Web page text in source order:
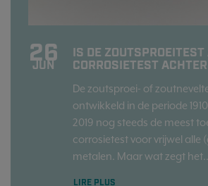
26
JUN
IS DE ZOUTSPROEITEST
CORROSIETEST
De zoutsproei- of
ontwikkeld in de periode
2019 nog steeds de meest
corrosietest voor vrijwel alle
metalen. Maar wat zegt het...
LIRE PLUS